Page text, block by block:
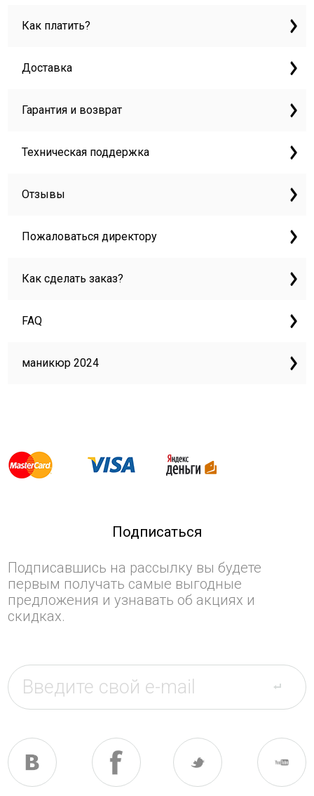
Как платить?
Доставка
Гарантия и возврат
Техническая поддержка
Отзывы
Пожаловаться директору
Как сделать заказ?
FAQ
маникюр 2024
Подписаться
Подписавшись на рассылку вы будете
первым получать самые выгодные
предложения и узнавать об акциях и
скидках.